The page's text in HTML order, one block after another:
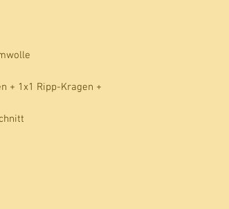
+ 1x1 Ripp-Kragen +